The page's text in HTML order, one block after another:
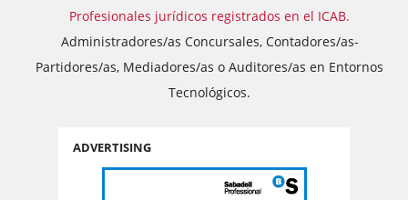
Profesionales jurídicos registrados en el ICAB.
Administradores/as Concursales, Contadores/as-
Partidores/as, Mediadores/as o Auditores/as en Entornos
Tecnológicos.
ADVERTISING